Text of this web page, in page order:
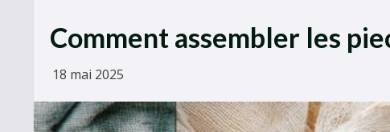
Comment assembler les
18 mai 2025